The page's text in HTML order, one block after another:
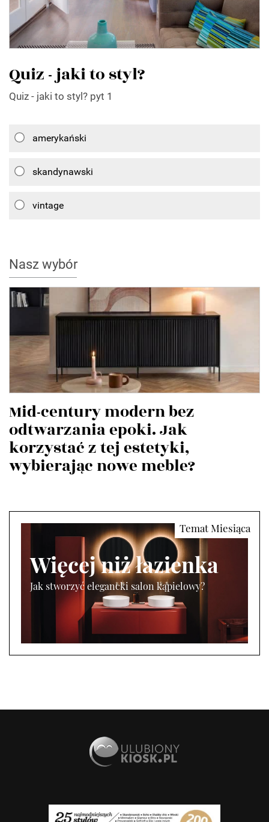
Quiz - jaki to styl?
Quiz - jaki to styl? pyt 1
amerykański
skandynawski
vintage
Nasz wybór
Mid-century modern bez
odtwarzania epoki. Jak
korzystać z tej estetyki,
wybierając nowe meble?
Więcej niż łazienka
Jak stworzyć elegancki salon kąpielowy?